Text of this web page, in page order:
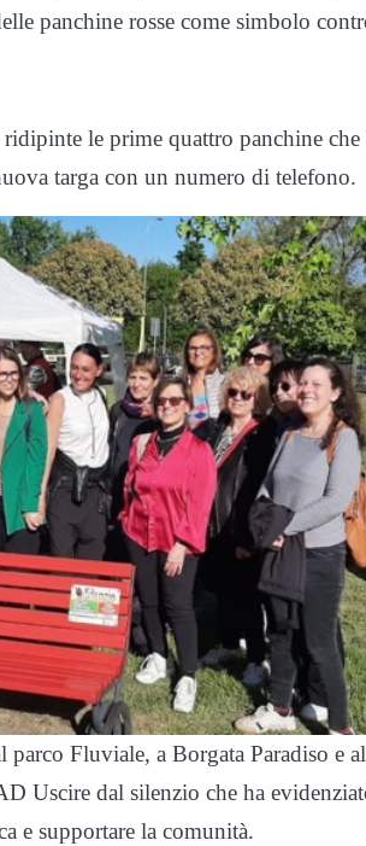
panchine rosse come simbolo
le prime quattro panchine
targa con un numero di telefono.
Fluviale, a Borgata Paradiso e
Uscire dal silenzio che ha
e supportare la comunità.